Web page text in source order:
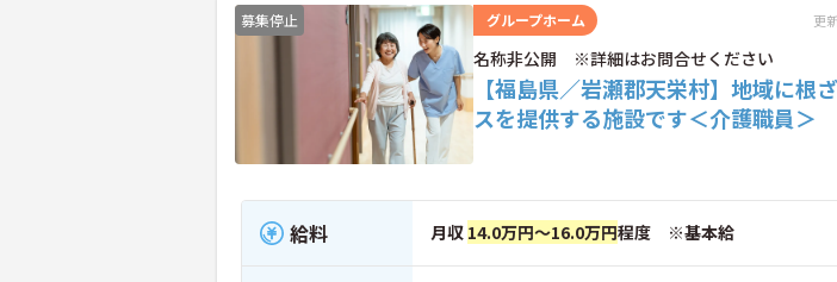
募集停止 グループホーム 更
名称非公開 ※詳細はお問合せください
【福島県／岩瀬郡天栄村】地域に根
スを提供する施設です＜介護職員＞
給料 月収 14.0万円～16.0万円程度 ※基本給